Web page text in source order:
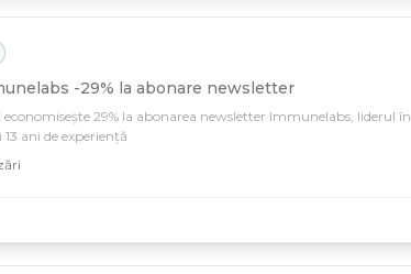
-29% la abonare newsletter
29% la abonarea newsletter Immunelabs, liderul în
ani de experiență